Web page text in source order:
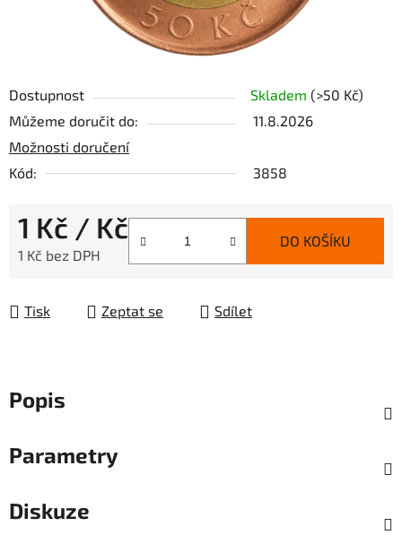
Dostupnost Skladem (>50 Kč)
Můžeme doručit do:
11.8.2026
Možnosti doručení
Kód:
3858
1 Kč / Kč
1 Kč bez DPH
DO KOŠÍKU
Tisk Zeptat se Sdílet
Popis
Parametry
Diskuze